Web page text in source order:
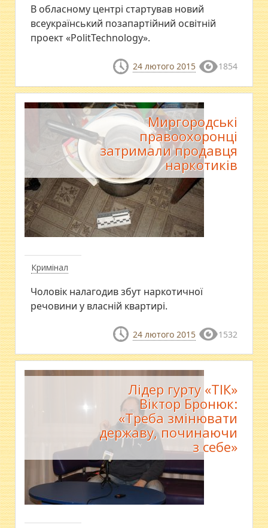
В обласному центрі стартував новий
всеукраїнський позапартійний освітній
проект «PolitTechnology».
24 лютого 2015 1854
Кримінал
Миргородські
правоохоронці
затримали продавця
наркотиків
Чоловік налагодив збут наркотичної
речовини у власній квартирі.
24 лютого 2015 1532
Лідер гурту «ТІК»
Віктор Бронюк:
«Треба змінювати
державу, починаючи
з себе»